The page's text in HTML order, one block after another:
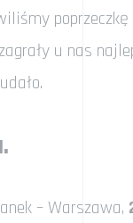
poprzeczkę
u nas
– Warszawa,